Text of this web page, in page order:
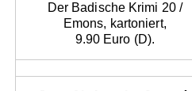
Der Badische Krimi 20 /
Emons, kartoniert,
9.90 Euro (D).